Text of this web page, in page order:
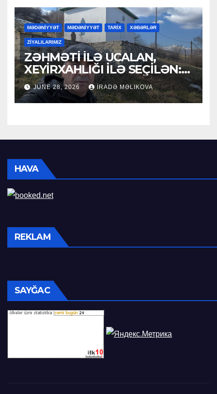
MƏDƏNİYYƏT MƏDƏNİYYƏT TARİX XƏBƏRLƏR
ZİYALILARIMIZ
ZƏHMƏTİ İLƏ UCALAN,
XEYİRXAHLIĞI İLƏ SEÇİLƏN:
HACI RAMAZAN QULİYEV
JUNE 28, 2026 İRADƏ MƏLIKOVA
HAVA
REKLAM
SAYĞAC